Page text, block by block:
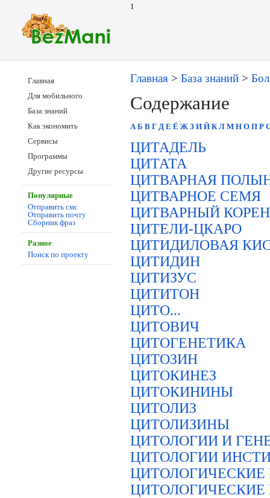
1
Главная
Для мобильного
База знаний
Как экономить
Сервисы
Программы
Другие ресурсы
Популярные
Отправить смс
Отправить почту
Сборник фраз
Разное
Поиск по проекту
Главная > База знаний >
Содержание
А Б В Г Д Е Ё Ж З И Й К Л М Н О П Р
ЦИТАДЕЛЬ
ЦИТАТА
ЦИТВАРНАЯ
ЦИТВАРНОЕ СЕМЯ
ЦИТВАРНЫЙ
ЦИТЕЛИ-ЦКАРО
ЦИТИДИЛОВАЯ
ЦИТИДИН
ЦИТИЗУС
ЦИТИТОН
ЦИТО...
ЦИТОВИЧ
ЦИТОГЕНЕТИКА
ЦИТОЗИН
ЦИТОКИНЕЗ
ЦИТОКИНИНЫ
ЦИТОЛИЗ
ЦИТОЛИЗИНЫ
ЦИТОЛОГИИ И
ЦИТОЛОГИИ